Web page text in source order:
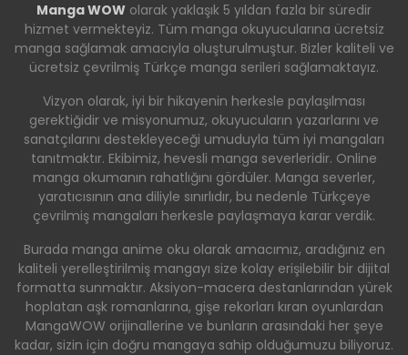
Manga WOW olarak yaklaşık 5 yıldan fazla bir süredir
hizmet vermekteyiz. Tüm manga okuyucularına ücretsiz
manga sağlamak amacıyla oluşturulmuştur. Bizler kaliteli ve
ücretsiz çevrilmiş Türkçe manga serileri sağlamaktayız.
Vizyon olarak, iyi bir hikayenin herkesle paylaşılması
gerektiğidir ve misyonumuz, okuyucuların yazarlarını ve
sanatçılarını destekleyeceği umuduyla tüm iyi mangaları
tanıtmaktır. Ekibimiz, hevesli manga severleridir. Online
manga okumanın rahatlığını gördüler. Manga severler,
yaratıcısının ana diliyle sınırlıdır, bu nedenle Türkçeye
çevrilmiş mangaları herkesle paylaşmaya karar verdik.
Burada manga anime oku olarak amacımız, aradığınız en
kaliteli yerelleştirilmiş mangayı size kolay erişilebilir bir dijital
formatta sunmaktır. Aksiyon-macera destanlarından yürek
hoplatan aşk romanlarına, gişe rekorları kıran oyunlardan
MangaWOW orijinallerine ve bunların arasındaki her şeye
kadar, sizin için doğru mangaya sahip olduğumuzu biliyoruz.